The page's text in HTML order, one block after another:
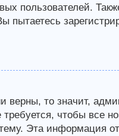
пользователей.
верны, то значит,
чтобы все
Эта информация